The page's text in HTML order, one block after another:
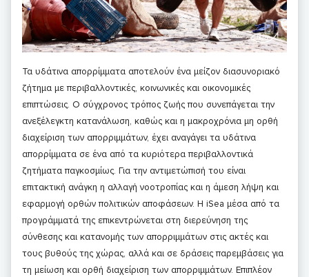
Τα υδάτινα απορρίμματα αποτελούν ένα μείζον διασυνοριακό
ζήτημα με περιβαλλοντικές, κοινωνικές και οικονομικές
επιπτώσεις. Ο σύγχρονος τρόπος ζωής που συνεπάγεται την
ανεξέλεγκτη κατανάλωση, καθώς και η μακροχρόνια μη ορθή
διαχείριση των απορριμμάτων, έχει αναγάγει τα υδάτινα
απορρίμματα σε ένα από τα κυριότερα περιβαλλοντικά
ζητήματα παγκοσμίως. Για την αντιμετώπισή του είναι
επιτακτική ανάγκη η αλλαγή νοοτροπίας και η άμεση λήψη και
εφαρμογή ορθών πολιτικών αποφάσεων. Η iSea μέσα από τα
προγράμματά της επικεντρώνεται στη διερεύνηση της
σύνθεσης και κατανομής των απορριμμάτων στις ακτές και
τους βυθούς της χώρας, αλλά και σε δράσεις παρεμβάσεις για
τη μείωση και ορθή διαχείριση των απορριμμάτων. Επιπλέον